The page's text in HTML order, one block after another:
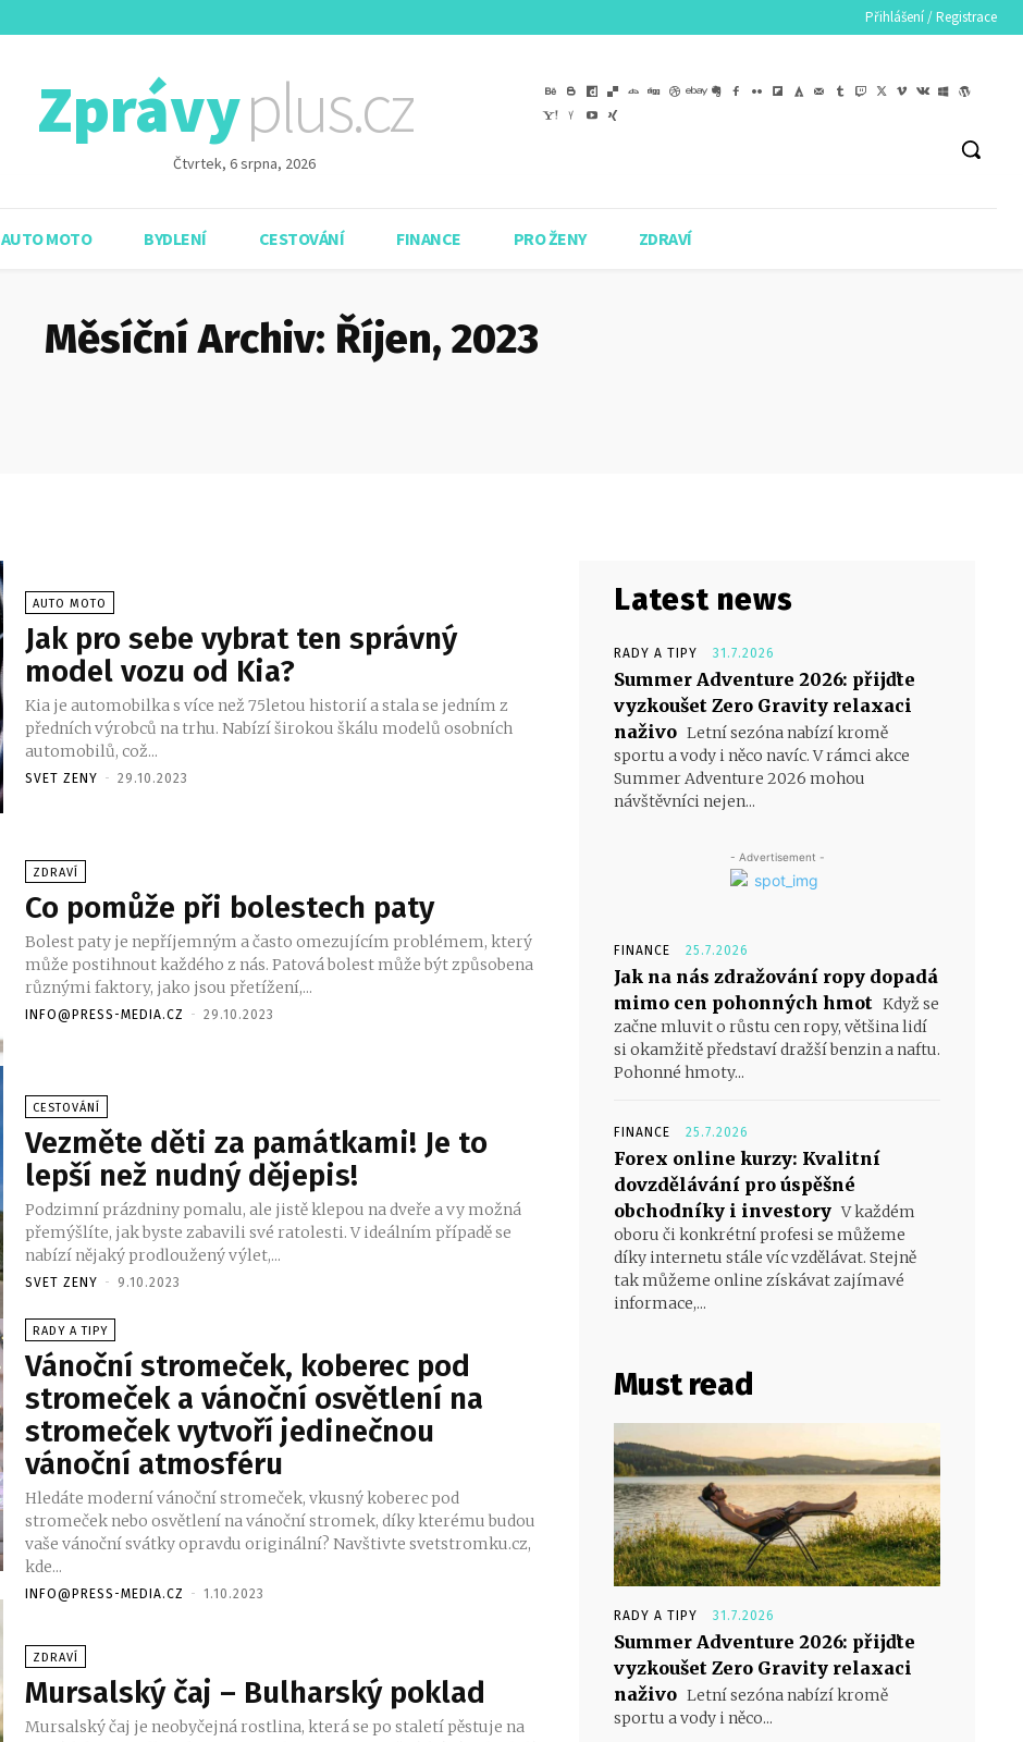
Přihlášení / Registrace
Zprávyplus.cz
Čtvrtek, 6 srpna, 2026
AUTO MOTO BYDLENÍ CESTOVÁNÍ FINANCE PRO ŽENY ZDRAVÍ
Měsíční Archiv: Říjen, 2023
AUTO MOTO
Jak pro sebe vybrat ten správný
model vozu od Kia?
Kia je automobilka s více než 75letou historií a stala se jedním z
předních výrobců na trhu. Nabízí širokou škálu modelů osobních
automobilů, což...
SVET ZENY - 29.10.2023
ZDRAVÍ
Co pomůže při bolestech paty
Bolest paty je nepříjemným a často omezujícím problémem, který
může postihnout každého z nás. Patová bolest může být způsobena
různými faktory, jako jsou přetížení,...
INFO@PRESS-MEDIA.CZ - 29.10.2023
CESTOVÁNÍ
Vezměte děti za památkami! Je to
lepší než nudný dějepis!
Podzimní prázdniny pomalu, ale jistě klepou na dveře a vy možná
přemýšlíte, jak byste zabavili své ratolesti. V ideálním případě se
nabízí nějaký prodloužený výlet,...
SVET ZENY - 9.10.2023
RADY A TIPY
Vánoční stromeček, koberec pod
stromeček a vánoční osvětlení na
stromeček vytvoří jedinečnou
vánoční atmosféru
Hledáte moderní vánoční stromeček, vkusný koberec pod
stromeček nebo osvětlení na vánoční stromek, díky kterému budou
vaše vánoční svátky opravdu originální? Navštivte svetstromku.cz,
kde...
INFO@PRESS-MEDIA.CZ - 1.10.2023
ZDRAVÍ
Mursalský čaj – Bulharský poklad
Mursalský čaj je neobyčejná rostlina, která se po staletí pěstuje na
Latest news
RADY A TIPY 31.7.2026
Summer Adventure 2026: přijďte
vyzkoušet Zero Gravity relaxaci
naživo Letní sezóna nabízí kromě
sportu a vody i něco navíc. V rámci akce
Summer Adventure 2026 mohou
návštěvníci nejen...
- Advertisement -
FINANCE 25.7.2026
Jak na nás zdražování ropy dopadá
mimo cen pohonných hmot Když se
začne mluvit o růstu cen ropy, většina lidí
si okamžitě představí dražší benzin a naftu.
Pohonné hmoty...
FINANCE 25.7.2026
Forex online kurzy: Kvalitní
dovzdělávání pro úspěšné
obchodníky i investory V každém
oboru či konkrétní profesi se můžeme
díky internetu stále víc vzdělávat. Stejně
tak můžeme online získávat zajímavé
informace,...
Must read
RADY A TIPY 31.7.2026
Summer Adventure 2026: přijďte
vyzkoušet Zero Gravity relaxaci
naživo Letní sezóna nabízí kromě
sportu a vody i něco...